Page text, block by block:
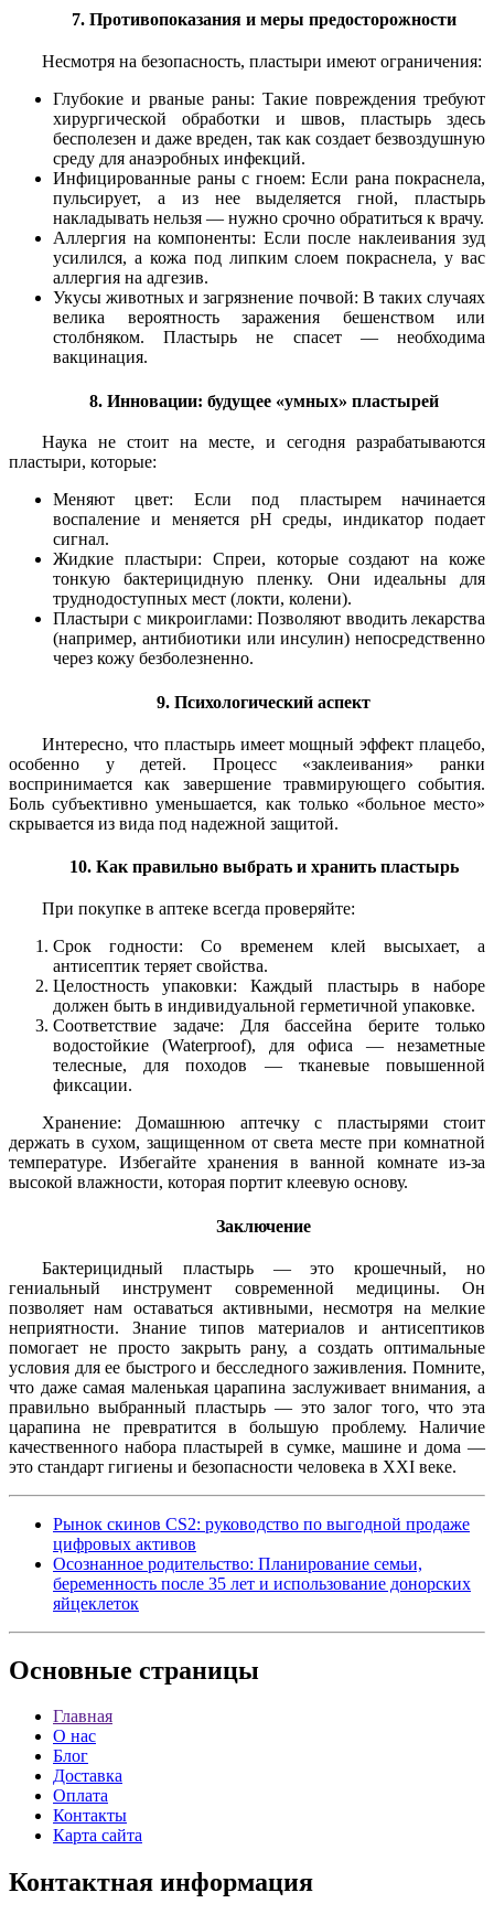
7. Противопоказания и меры предосторожности
Несмотря на безопасность, пластыри имеют ограничения:
Глубокие и рваные раны: Такие повреждения требуют
хирургической обработки и швов, пластырь здесь
бесполезен и даже вреден, так как создает безвоздушную
среду для анаэробных инфекций.
Инфицированные раны с гноем: Если рана покраснела,
пульсирует, а из нее выделяется гной, пластырь
накладывать нельзя — нужно срочно обратиться к врачу.
Аллергия на компоненты: Если после наклеивания зуд
усилился, а кожа под липким слоем покраснела, у вас
аллергия на адгезив.
Укусы животных и загрязнение почвой: В таких случаях
велика вероятность заражения бешенством или
столбняком. Пластырь не спасет — необходима
вакцинация.
8. Инновации: будущее «умных» пластырей
Наука не стоит на месте, и сегодня разрабатываются
пластыри, которые:
Меняют цвет: Если под пластырем начинается
воспаление и меняется pH среды, индикатор подает
сигнал.
Жидкие пластыри: Спреи, которые создают на коже
тонкую бактерицидную пленку. Они идеальны для
труднодоступных мест (локти, колени).
Пластыри с микроиглами: Позволяют вводить лекарства
(например, антибиотики или инсулин) непосредственно
через кожу безболезненно.
9. Психологический аспект
Интересно, что пластырь имеет мощный эффект плацебо,
особенно у детей. Процесс «заклеивания» ранки
воспринимается как завершение травмирующего события.
Боль субъективно уменьшается, как только «больное место»
скрывается из вида под надежной защитой.
10. Как правильно выбрать и хранить пластырь
При покупке в аптеке всегда проверяйте:
Срок годности: Со временем клей высыхает, а
антисептик теряет свойства.
Целостность упаковки: Каждый пластырь в наборе
должен быть в индивидуальной герметичной упаковке.
Соответствие задаче: Для бассейна берите только
водостойкие (Waterproof), для офиса — незаметные
телесные, для походов — тканевые повышенной
фиксации.
Хранение: Домашнюю аптечку с пластырями стоит
держать в сухом, защищенном от света месте при комнатной
температуре. Избегайте хранения в ванной комнате из-за
высокой влажности, которая портит клеевую основу.
Заключение
Бактерицидный пластырь — это крошечный, но
гениальный инструмент современной медицины. Он
позволяет нам оставаться активными, несмотря на мелкие
неприятности. Знание типов материалов и антисептиков
помогает не просто закрыть рану, а создать оптимальные
условия для ее быстрого и бесследного заживления. Помните,
что даже самая маленькая царапина заслуживает внимания, а
правильно выбранный пластырь — это залог того, что эта
царапина не превратится в большую проблему. Наличие
качественного набора пластырей в сумке, машине и дома —
это стандарт гигиены и безопасности человека в XXI веке.
Рынок скинов CS2: руководство по выгодной продаже
цифровых активов
Осознанное родительство: Планирование семьи,
беременность после 35 лет и использование донорских
яйцеклеток
Основные страницы
Главная
О нас
Блог
Доставка
Оплата
Контакты
Карта сайта
Контактная информация